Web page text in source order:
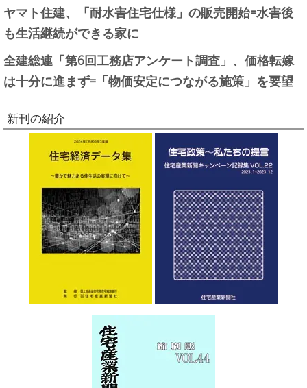
ヤマト住建、「耐水害住宅仕様」の販売開始=水害後
も生活継続ができる家に
全建総連「第6回工務店アンケート調査」、価格転嫁
は十分に進まず=「物価安定につながる施策」を要望
新刊の紹介